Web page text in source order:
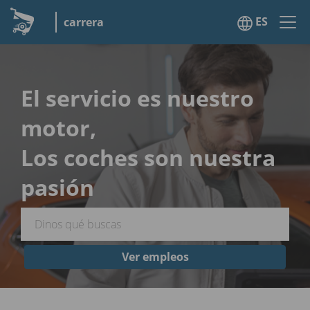
carrera ES
El servicio es nuestro
motor,
Los coches son nuestra
pasión
Ver empleos